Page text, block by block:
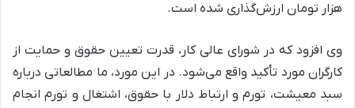
هزار تومان ارزش‌گذاری شده است.
وی افزود که در شورای عالی کار، قدرت تعیین حقوق و حمایت از
کارگران مورد تأکید واقع می‌شود. در این مورد، ما مطالعاتی درباره
سبد معیشت، تورم و ارتباط دلار با حقوق، اشتغال و تورم انجام